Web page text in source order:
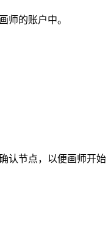
的账户中。
认节点，以便画师开始